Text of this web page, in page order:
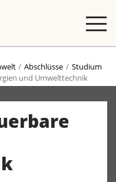
Abschlüsse
Studium
und Umwelttechnik